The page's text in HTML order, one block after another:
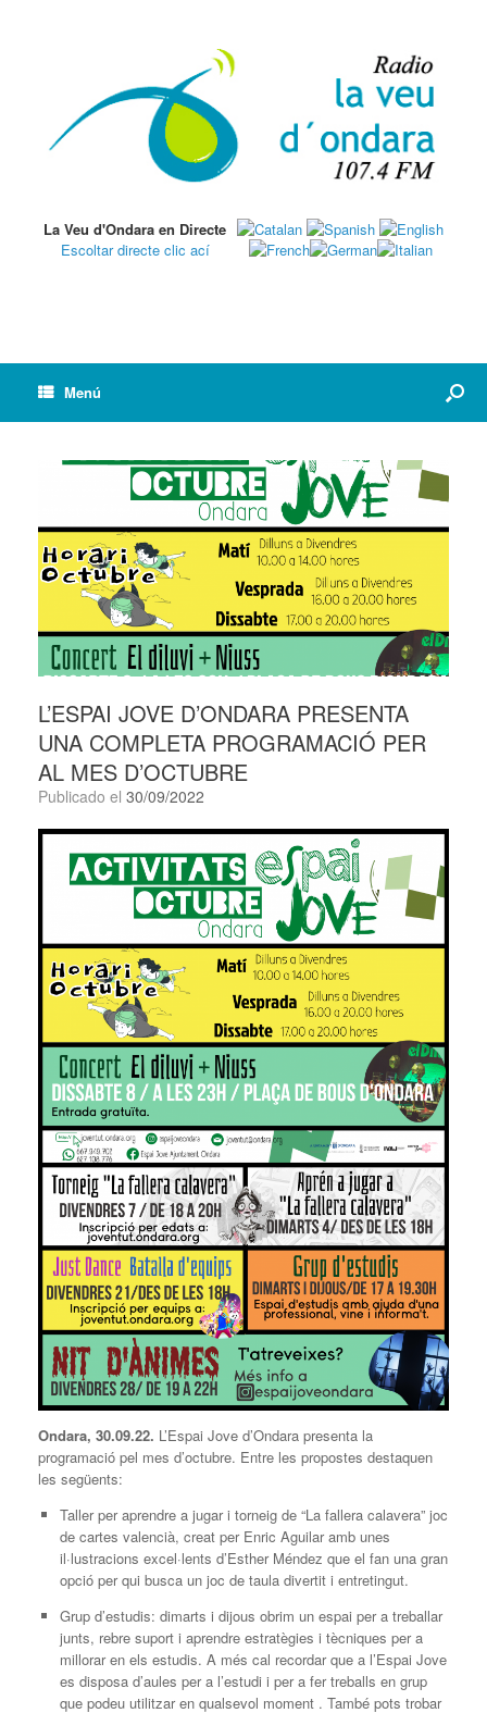
La Veu d'Ondara en Directe
Escoltar directe clic ací
Menú
L’ESPAI JOVE D’ONDARA PRESENTA
UNA COMPLETA PROGRAMACIÓ PER
AL MES D’OCTUBRE
Publicado el 30/09/2022
Ondara, 30.09.22. L’Espai Jove d’Ondara presenta la
programació pel mes d’octubre. Entre les propostes destaquen
les següents:
Taller per aprendre a jugar i torneig de “La fallera calavera” joc
de cartes valencià, creat per Enric Aguilar amb unes
il·lustracions excel·lents d’Esther Méndez que el fan una gran
opció per qui busca un joc de taula divertit i entretingut.
Grup d’estudis: dimarts i dijous obrim un espai per a treballar
junts, rebre suport i aprendre estratègies i tècniques per a
millorar en els estudis. A més cal recordar que a l’Espai Jove
es disposa d’aules per a l’estudi i per a fer treballs en grup
que podeu utilitzar en qualsevol moment . També pots trobar